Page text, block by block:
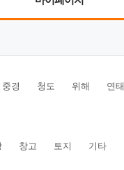
중경 청도 위해 연태
창고 토지 기타